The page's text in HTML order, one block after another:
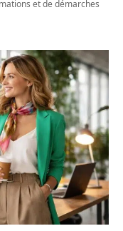
et de démarches